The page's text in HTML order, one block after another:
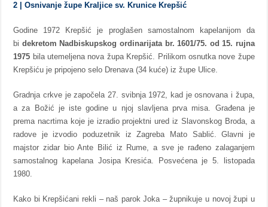
2 | Osnivanje župe Kraljice sv. Krunice Krepšić
Godine 1972 Krepšić je proglašen samostalnom kapelanijom da
bi dekretom Nadbiskupskog ordinarijata br. 1601/75. od 15. rujna
1975 bila utemeljena nova župa Krepšić. Prilikom osnutka nove župe
Krepšiću je pripojeno selo Drenava (34 kuće) iz župe Ulice.
Gradnja crkve je započela 27. svibnja 1972, kad je osnovana i župa,
a za Božić je iste godine u njoj slavljena prva misa. Građena je
prema nacrtima koje je izradio projektni ured iz Slavonskog Broda, a
radove je izvodio poduzetnik iz Zagreba Mato Sablić. Glavni je
majstor zidar bio Ante Bilić iz Rume, a sve je rađeno zalaganjem
samostalnog kapelana Josipa Kresića. Posvećena je 5. listopada
1980.
Kako bi Krepšićani rekli – naš parok Joka – župnikuje u novoj župi u